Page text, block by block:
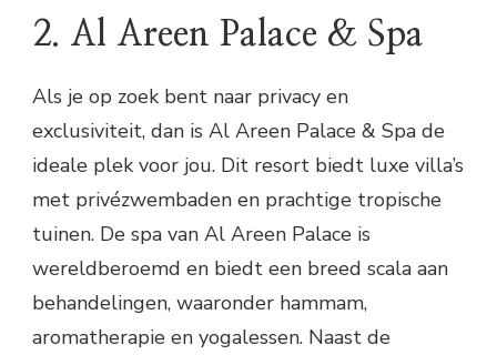
2. Al Areen Palace & Spa
Als je op zoek bent naar privacy en
exclusiviteit, dan is Al Areen Palace & Spa de
ideale plek voor jou. Dit resort biedt luxe villa’s
met privézwembaden en prachtige tropische
tuinen. De spa van Al Areen Palace is
wereldberoemd en biedt een breed scala aan
behandelingen, waaronder hammam,
aromatherapie en yogalessen. Naast de